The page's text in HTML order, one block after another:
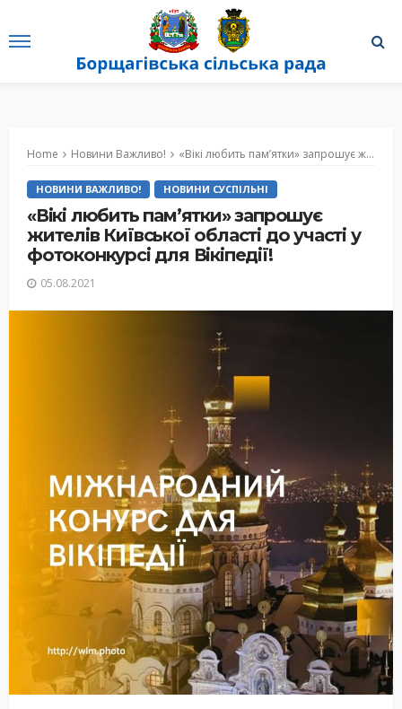
Home Новини Важливо! «Вікі любить пам’ятки» запрошує жителів Київської області до участі у фотоконкурсі для Вікіпедії!
НОВИНИ ВАЖЛИВО! НОВИНИ СУСПІЛЬНІ
«Вікі любить пам’ятки» запрошує
жителів Київської області до участі у
фотоконкурсі для Вікіпедії!
05.08.2021